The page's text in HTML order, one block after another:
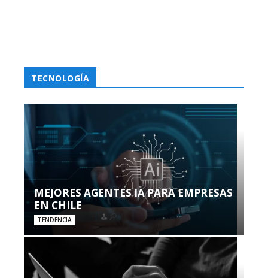
TECNOLOGÍA
MEJORES AGENTES IA PARA EMPRESAS
EN CHILE
TENDENCIA